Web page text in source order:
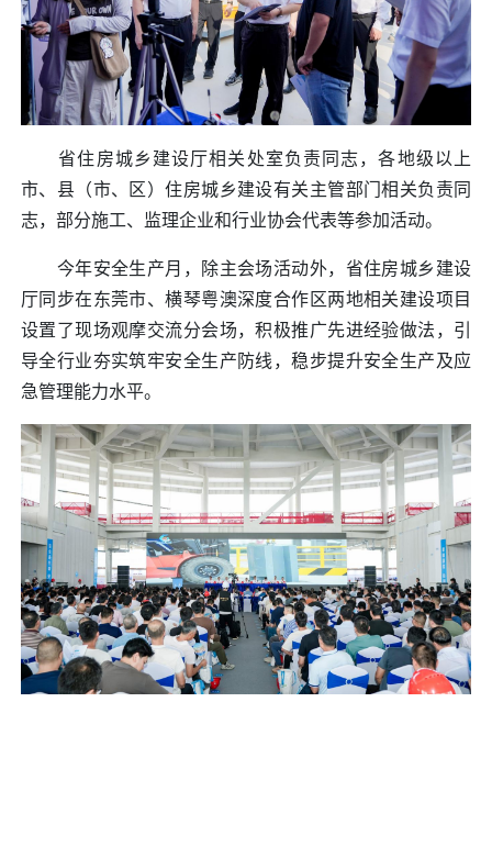
省住房城乡建设厅相关处室负责同志，各地级以上
市、县（市、区）住房城乡建设有关主管部门相关负责同
志，部分施工、监理企业和行业协会代表等参加活动。
今年安全生产月，除主会场活动外，省住房城乡建设
厅同步在东莞市、横琴粤澳深度合作区两地相关建设项目
设置了现场观摩交流分会场，积极推广先进经验做法，引
导全行业夯实筑牢安全生产防线，稳步提升安全生产及应
急管理能力水平。